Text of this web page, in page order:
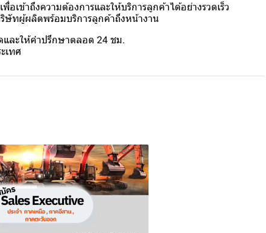
อเข้าถึงความต้องการและให้บริการลูกค้าได้อย่างรวดเร็ว
ษัทผู้ผลิตพร้อมบริการลูกค้าถึงหน้างาน
ละให้คำปรึกษาตลอด 24 ชม.
เทศ